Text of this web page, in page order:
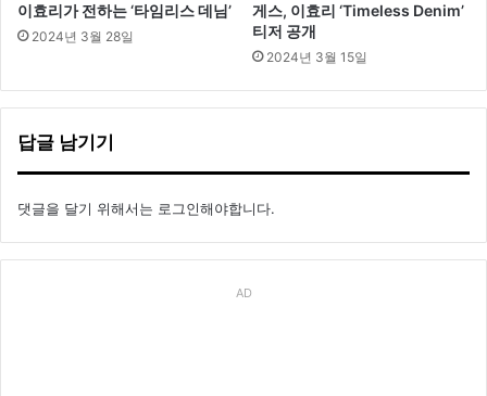
이효리가 전하는 ‘타임리스 데님’
2024년 3월 28일
게스, 이효리 ‘Timeless Denim’
티저 공개
2024년 3월 15일
답글 남기기
댓글을 달기 위해서는 로그인해야합니다.
AD